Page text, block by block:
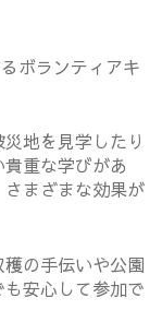
ボランティアキ
地を見学したり
重な学びがあ
まざまな効果が
の手伝いや公園
安心して参加で